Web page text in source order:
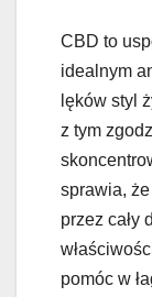
CBD to
idealnym
lęków styl
z tym
sprawia,
przez cały
pomóc w